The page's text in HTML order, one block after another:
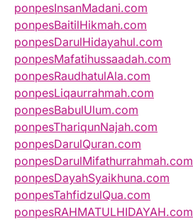
ponpesInsanMadani.com
ponpesBaitilHikmah.com
ponpesDarulHidayahul.com
ponpesMafatihussaadah.com
ponpesRaudhatulAla.com
ponpesLiqaurrahmah.com
ponpesBabulUlum.com
ponpesThariqunNajah.com
ponpesDarulQuran.com
ponpesDarulMifathurrahmah.com
ponpesDayahSyaikhuna.com
ponpesTahfidzulQua.com
ponpesRAHMATULHIDAYAH.com